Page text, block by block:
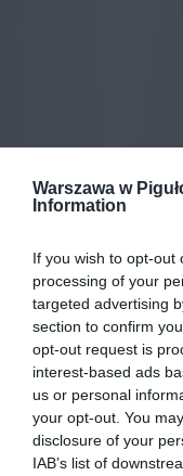
Warszawa w
Information
If you wish to opt-out
processing of your
targeted advertising
section to confirm
opt-out request is
interest-based ads
us or personal
your opt-out. You
disclosure of your
IAB’s list of